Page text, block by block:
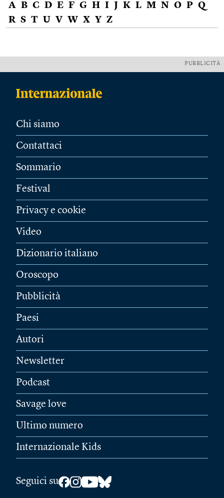
A B C D E F G H I J K L M N O P Q
R S T U V W X Y Z
PUBBLICITÀ
Chi siamo
Contattaci
Sommario
Festival
Privacy e cookie
Video
Dizionario italiano
Oroscopo
Pubblicità
Paesi
Autori
Newsletter
Podcast
Savage love
Ultimo numero
Internazionale Kids
Seguici su